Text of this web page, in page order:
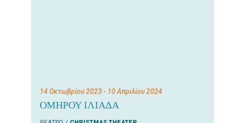
14 Οκτωβρίου 2023- 10 Απριλίου 2024
ΟΜΗΡΟΥ ΙΛΙΑΔΑ